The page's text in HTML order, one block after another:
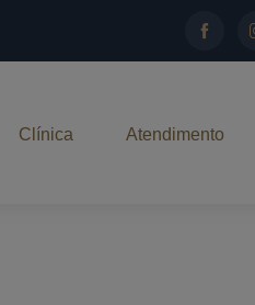
Clínica Atendimento